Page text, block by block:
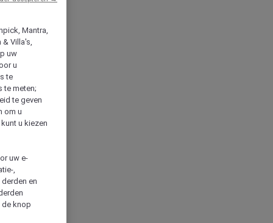
Mantra,
& Villa's,
uw
u
te
te meten;
te geven
om u
u kiezen
uw e-
,
en
de knop